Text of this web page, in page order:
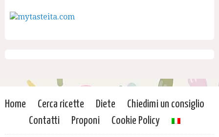
Home Cerca ricette Diete
Chiedimi un consiglio
Contatti
Proponi Cookie Policy